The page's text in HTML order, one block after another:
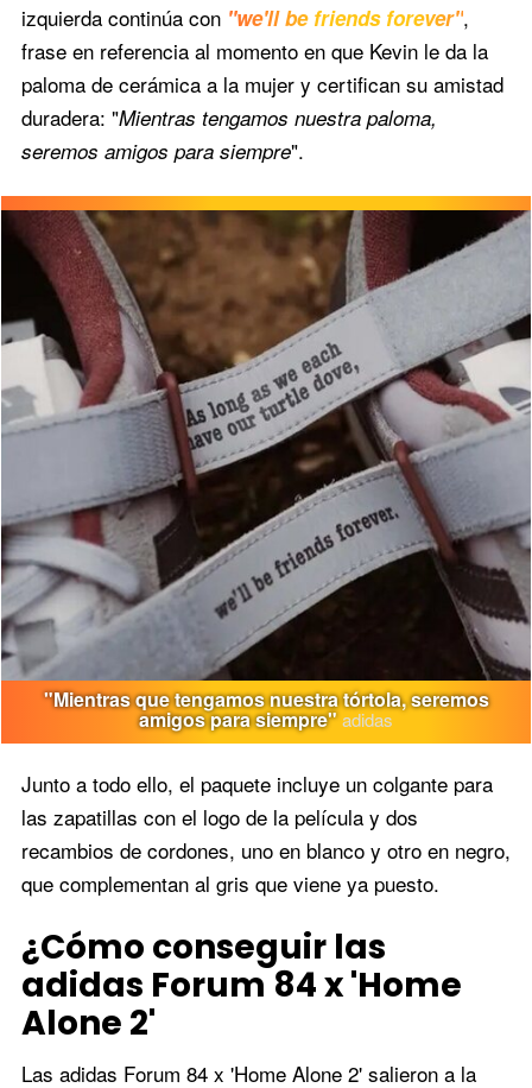
izquierda continúa con "we'll be friends forever",
frase en referencia al momento en que Kevin le da la
paloma de cerámica a la mujer y certifican su amistad
duradera: "Mientras tengamos nuestra paloma,
seremos amigos para siempre".
"Mientras que tengamos nuestra tórtola, seremos
amigos para siempre"adidas
Junto a todo ello, el paquete incluye un colgante para
las zapatillas con el logo de la película y dos
recambios de cordones, uno en blanco y otro en negro,
que complementan al gris que viene ya puesto.
¿Cómo conseguir las
adidas Forum 84 x 'Home
Alone 2'
Las adidas Forum 84 x 'Home Alone 2' salieron a la